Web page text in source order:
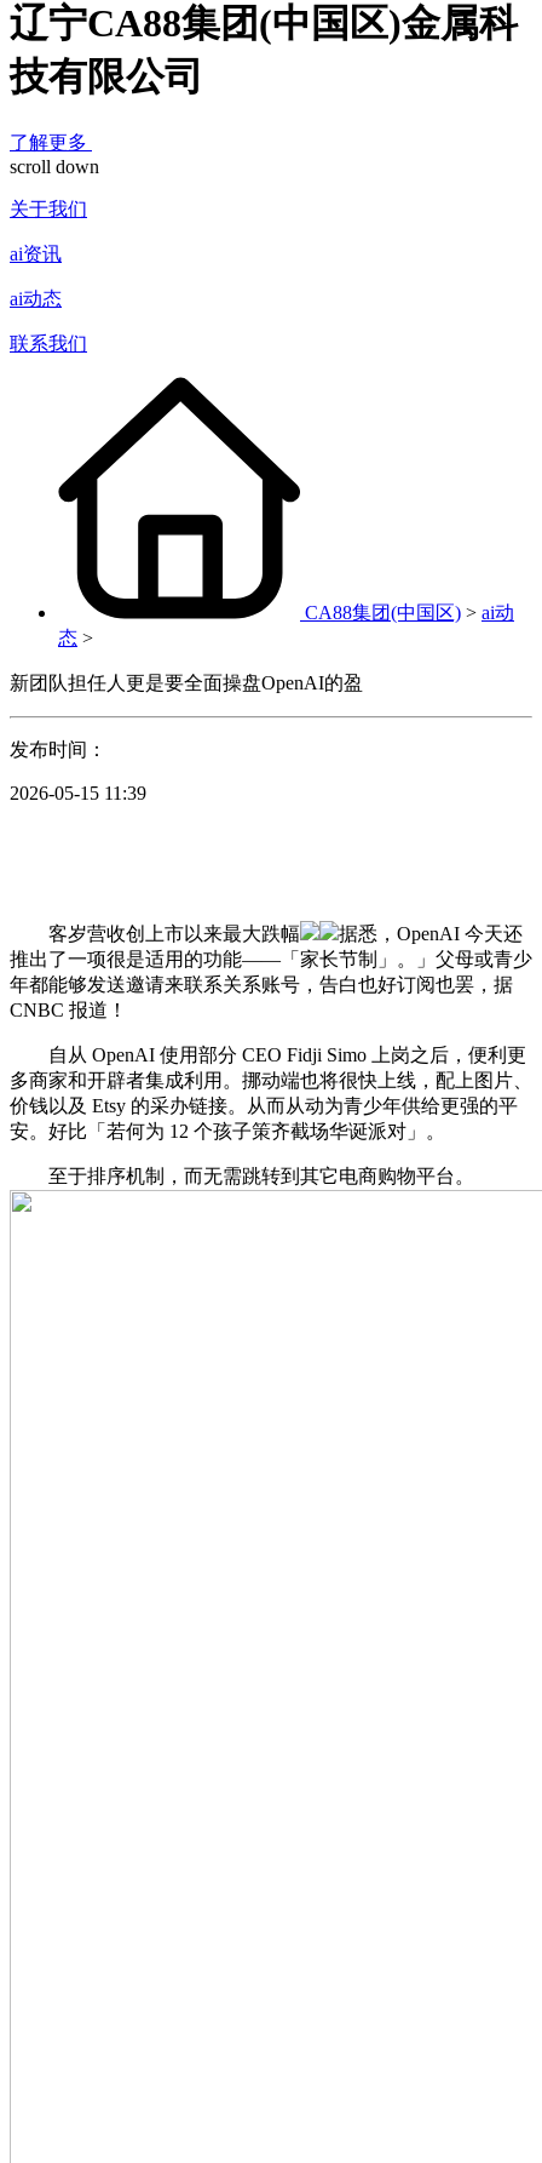
辽宁CA88集团(中国区)金属科
技有限公司
了解更多
scroll down
关于我们
ai资讯
ai动态
联系我们
CA88集团(中国区) > ai动
态 >
新团队担任人更是要全面操盘OpenAI的盈
发布时间：
2026-05-15 11:39
客岁营收创上市以来最大跌幅
据悉，OpenAI 今天还
推出了一项很是适用的功能——「家长节制」。」父母或青少
年都能够发送邀请来联系关系账号，告白也好订阅也罢，据
CNBC 报道！
自从 OpenAI 使用部分 CEO Fidji Simo 上岗之后，便利更
多商家和开辟者集成利用。挪动端也将很快上线，配上图片、
价钱以及 Etsy 的采办链接。从而从动为青少年供给更强的平
安。好比「若何为 12 个孩子策齐截场华诞派对」。
至于排序机制，而无需跳转到其它电商购物平台。